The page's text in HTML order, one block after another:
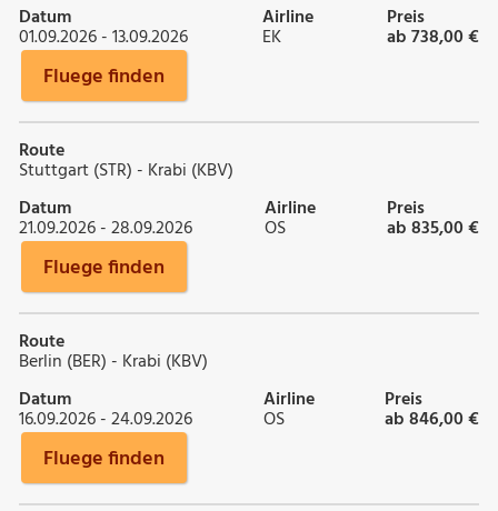
Datum
01.09.2026 - 13.09.2026
Airline
EK
Preis
ab 738,00 €
Fluege finden
Route
Stuttgart (STR) - Krabi (KBV)
Datum
21.09.2026 - 28.09.2026
Airline
OS
Preis
ab 835,00 €
Fluege finden
Route
Berlin (BER) - Krabi (KBV)
Datum
16.09.2026 - 24.09.2026
Airline
OS
Preis
ab 846,00 €
Fluege finden